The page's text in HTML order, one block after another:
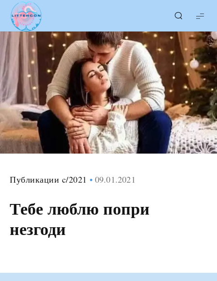
LITTERcon
Публикации c/2021 09.01.2021
Тебе люблю попри
незгоди